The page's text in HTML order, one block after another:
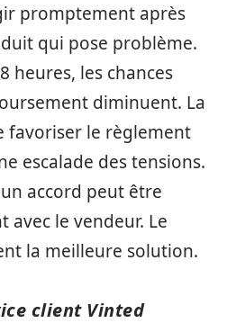
promptement après
qui pose problème.
heures, les chances
diminuent. La
favoriser le règlement
escalade des tensions.
accord peut être
le vendeur. Le
la meilleure solution.
client Vinted